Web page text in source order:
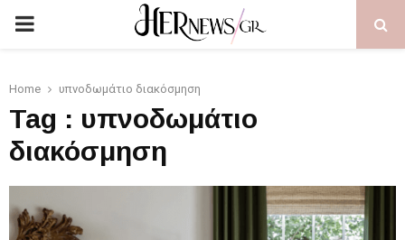
PRIMARY
Home υπνοδωμάτιο διακόσμηση
Tag : υπνοδωμάτιο
διακόσμηση